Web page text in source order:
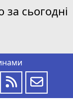
сьогодні